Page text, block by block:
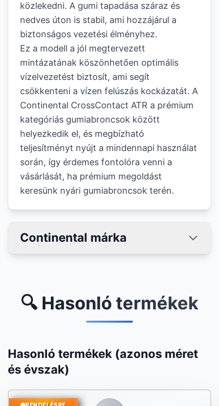
közlekedni. A gumi tapadása száraz és
nedves úton is stabil, ami hozzájárul a
biztonságos vezetési élményhez.
Ez a modell a jól megtervezett
mintázatának köszönhetően optimális
vízelvezetést biztosít, ami segít
csökkenteni a vízen felúszás kockázatát. A
Continental CrossContact ATR a prémium
kategóriás gumiabroncsok között
helyezkedik el, és megbízható
teljesítményt nyújt a mindennapi használat
során, így érdemes fontolóra venni a
vásárlását, ha prémium megoldást
keresünk nyári gumiabroncsok terén.
Continental márka
🔍 Hasonló termékek
Hasonló termékek (azonos méret
és évszak)